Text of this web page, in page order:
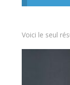
Voici le seul